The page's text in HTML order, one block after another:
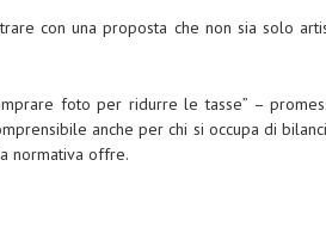
con una proposta che non sia solo
foto per ridurre le tasse” –
anche per chi si occupa di
normativa offre.